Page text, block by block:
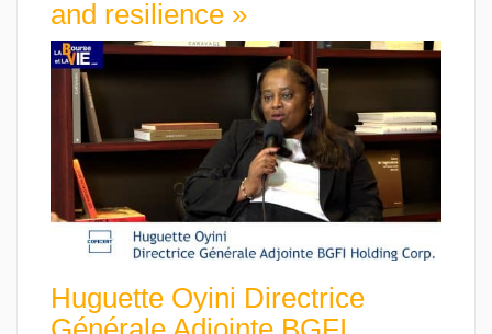
and resilience »
Huguette Oyini Directrice